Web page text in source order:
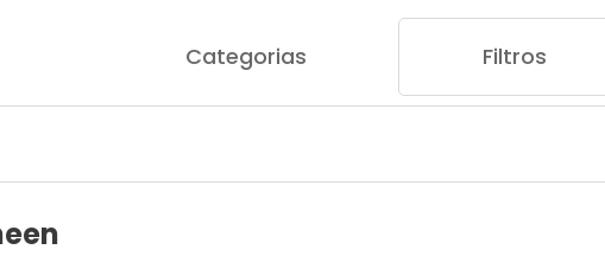
Categorias Filtros